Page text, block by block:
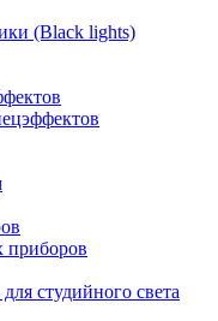
(Black lights)
приборов
студийного света